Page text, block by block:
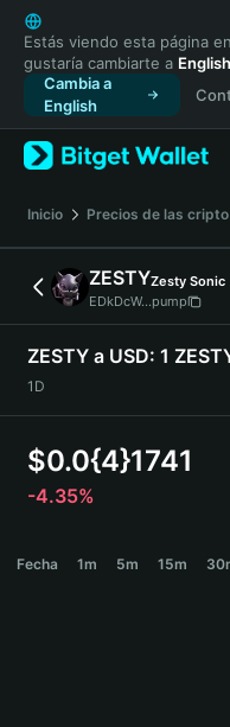
English
日本語
Tiếng Việt
Русский
Español (Latinoamérica)
Türkçe
Français
Deutsch
简体中文
繁體中文
Português (Portugal)
Bahasa Indonesia
ภาษาไทย
हिन्दी
Español
Português (Brasil)
Estás viendo esta página en
gustaría cambiarte a English
Cambia a
English
Inicio Precios de las cripto
ZESTYZesty Sonic
EDkDcW...pump
ZESTY a USD: 1
1D
$0.0{4}1741
-4.35%
Fecha 1m 5m 15m